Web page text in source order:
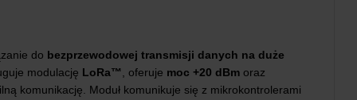
do bezprzewodowej transmisji danych na duże
modulację LoRa™, oferuje moc +20 dBmoraz
komunikację. Moduł komunikuje się z mikrokontrolerami